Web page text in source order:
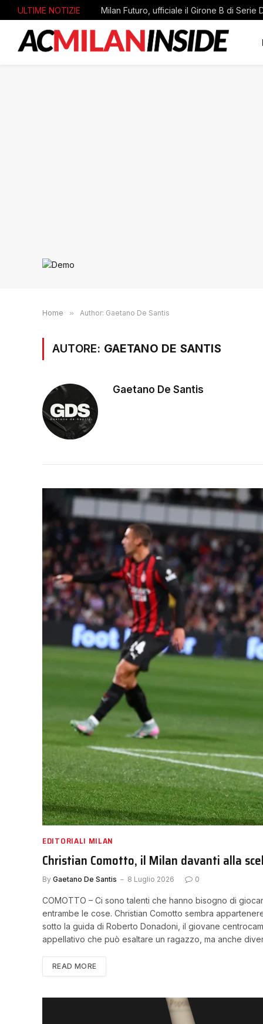
ULTIME NOTIZIE
Home » Author: Gaetano De Santis
AUTORE: GAETANO DE SANTIS
Gaetano De Santis
EDITORIALI MILAN
Christian Comotto, il Milan davanti alla
By Gaetano De Santis 8 Luglio 2026 0
COMOTTO – Ci sono talenti che hanno bisogno di
entrambe le cose. Christian Comotto sembra
sotto la guida di Roberto Donadoni, il giovane
appellativo che può esaltare un ragazzo, ma anche
READ MORE